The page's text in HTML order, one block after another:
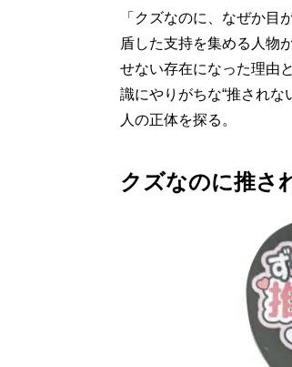
「クズなのに、なぜか目
盾した支持を集める人物
せない存在になった理由
識にやりがちな“推され
人の正体を探る。
クズなのに推さ